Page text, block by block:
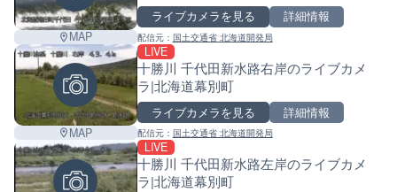
MAP
ライブカメラを見る 詳細情報
配信元： 国土交通省 北海道開発局
MAP
LIVE
十勝川 千代田新水路右岸のライブカメ
ラ|北海道幕別町
ライブカメラを見る 詳細情報
配信元： 国土交通省 北海道開発局
LIVE
十勝川 千代田新水路左岸のライブカメ
ラ|北海道幕別町